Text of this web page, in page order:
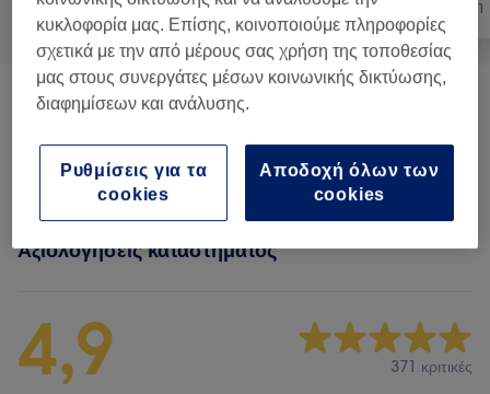
Όλα Μαλλιά Αποτρίχωση
Κούρεμα Αντρικό ( 4)
Μούσι (1) από € 10
Αξιολογήσεις καταστήματος
4,9 371 κριτικές
κυκλοφορία μας. Επίσης, κοινοποιούμε πληροφορίες
σχετικά με την από μέρους σας χρήση της τοποθεσίας
μας στους συνεργάτες μέσων κοινωνικής δικτύωσης,
διαφημίσεων και ανάλυσης.
Αποδοχή όλων των
cookies
Ρυθμίσεις για τα
cookies